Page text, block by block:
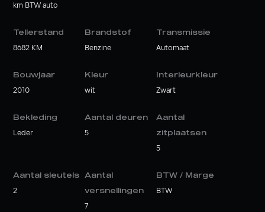
km BTW auto
Tellerstand
8682 KM
Brandstof
Benzine
Transmissie
Automaat
Bouwjaar
2010
Kleur
wit
Interieurkleur
Zwart
Bekleding
Leder
Aantal deuren
5
Aantal
zitplaatsen
5
Aantal sleutels
2
Aantal
versnellingen
7
BTW / Marge
BTW